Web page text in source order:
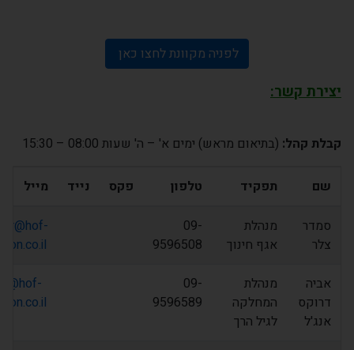
לפניה מקוונת לחצו כאן
יצירת קשר:
קבלת קהל: (בתיאום מראש) ימים א' – ה' שעות 08:00 – 15:30
שם תפקיד טלפון פקס נייד מייל
סמדר
צלר
מנהלת
אגף חינוך
09-
9596508
אביה
דרוקס
אנג'ל
מנהלת
המחלקה
לגיל הרך
09-
9596589